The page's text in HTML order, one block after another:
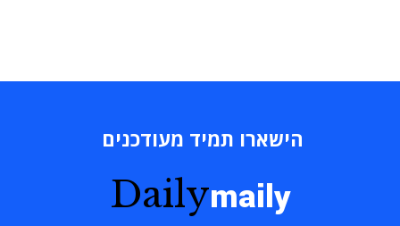
הישארו תמיד מעודכנים
Dailymaily